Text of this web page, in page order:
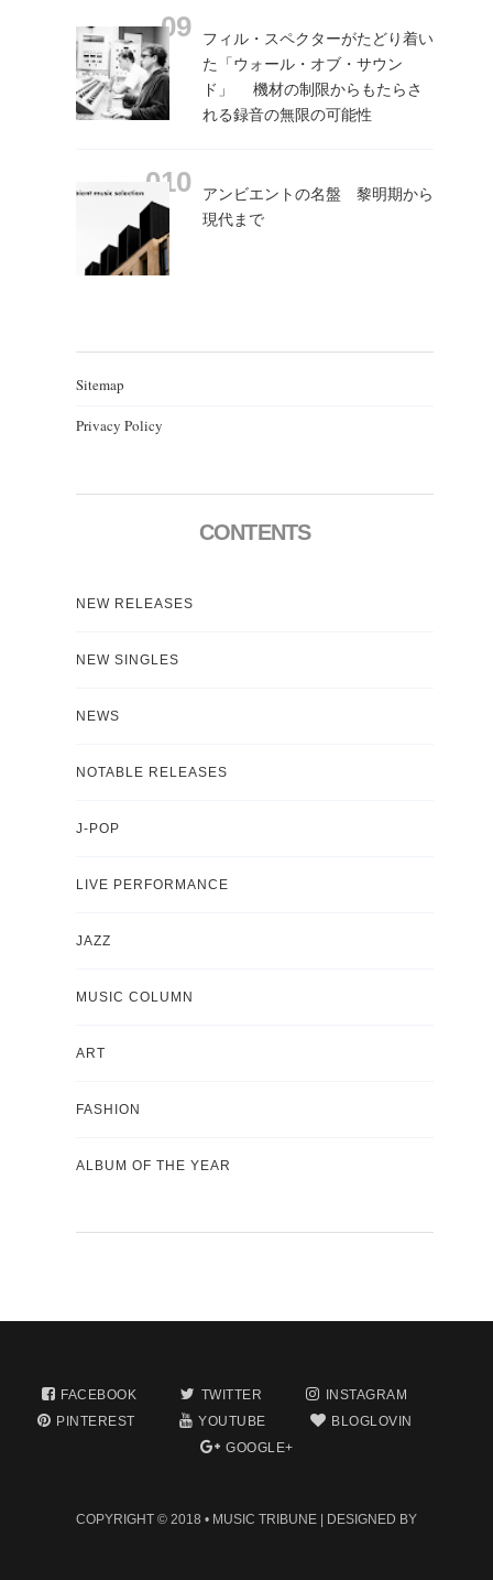
フィル・スペクターがたどり着い
た「ウォール・オブ・サウン
ド」 機材の制限からもたらさ
れる録音の無限の可能性
アンビエントの名盤 黎明期から
現代まで
Sitemap
Privacy Policy
CONTENTS
NEW RELEASES
NEW SINGLES
NEWS
NOTABLE RELEASES
J-POP
LIVE PERFORMANCE
JAZZ
MUSIC COLUMN
ART
FASHION
ALBUM OF THE YEAR
FACEBOOK TWITTER
INSTAGRAM
PINTEREST
YOUTUBE
BLOGLOVIN
GOOGLE+
COPYRIGHT © 2018 • MUSIC TRIBUNE | DESIGNED BY